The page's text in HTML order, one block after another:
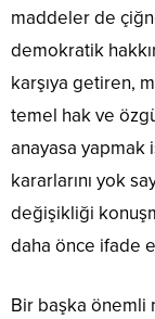
maddeler de
demokratik
karşıya getiren,
temel hak ve
anayasa yapmak
kararlarını yok
değişikliği
daha önce ifade
Bir başka önemli